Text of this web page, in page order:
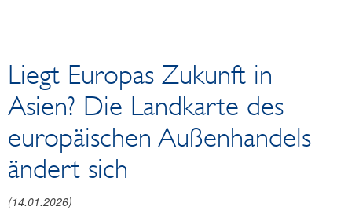
OeNB-Blog
OeNB-Podcast
Reden und Präsentationen
Berichte
Infografiken
Fotos
Liegt Europas Zukunft in
Asien? Die Landkarte des
europäischen Außenhandels
ändert sich
(14.01.2026)